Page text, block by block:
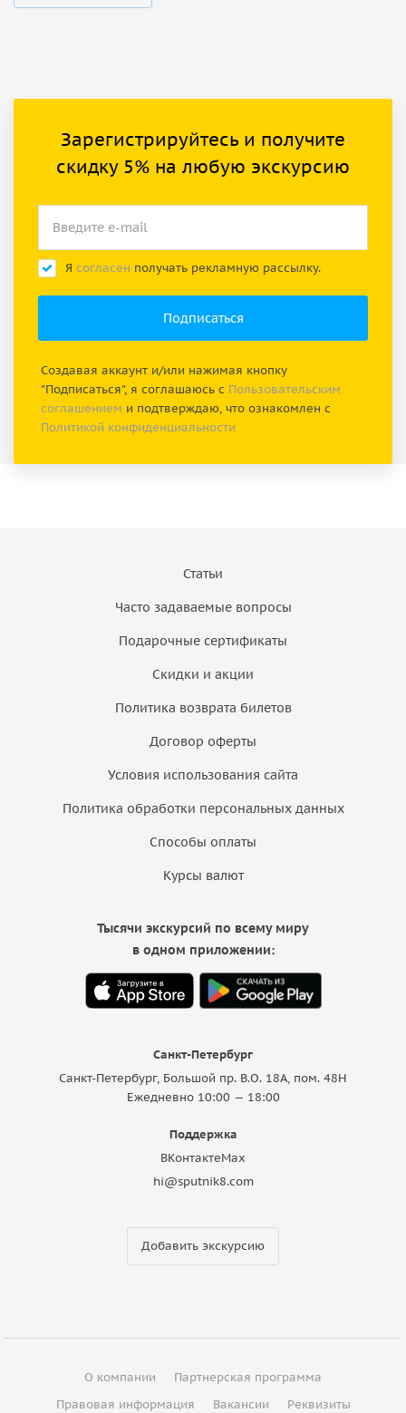
Зарегистрируйтесь и получите
скидку 5% на любую экскурсию
Я согласен получать рекламную рассылку.
Создавая аккаунт и/или нажимая кнопку
"Подписаться", я соглашаюсь с Пользовательским
соглашением и подтверждаю, что ознакомлен с
Политикой конфиденциальности
Статьи
Часто задаваемые вопросы
Подарочные сертификаты
Скидки и акции
Политика возврата билетов
Договор оферты
Условия использования сайта
Политика обработки персональных данных
Способы оплаты
Курсы валют
Санкт-Петербург
Санкт-Петербург, Большой пр. В.О. 18A, пом. 48Н
Ежедневно 10:00 — 18:00
Поддержка
ВКонтактеMax
hi@sputnik8.com
Добавить экскурсию
Тысячи экскурсий по всему миру
в одном приложении:
О компании
Партнерская программа
Правовая информация
Вакансии Реквизиты